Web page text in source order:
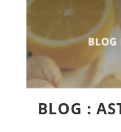
BLOG :